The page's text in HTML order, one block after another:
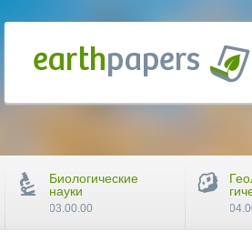
Биологические
науки
03.00.00